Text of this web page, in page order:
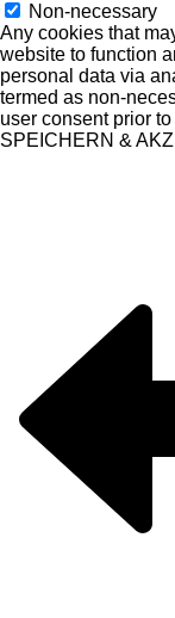
Non-necessary
Any cookies that
website to function
personal data via
termed as non-
user consent prior
SPEICHERN &